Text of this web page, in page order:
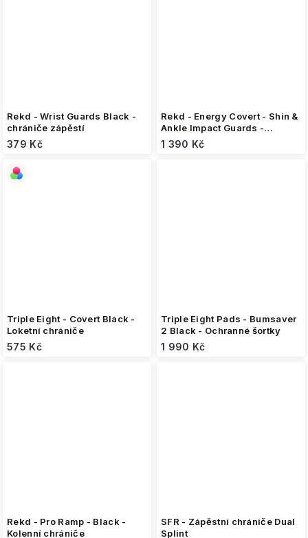
Rekd - Wrist Guards Black -
chrániče zápěstí
379 Kč
Rekd - Energy Covert - Shin &
Ankle Impact Guards -
chrániče holení a kotníků
1 390 Kč
Triple Eight - Covert Black -
Loketní chrániče
575 Kč
Triple Eight Pads - Bumsaver
2 Black - Ochranné šortky
1 990 Kč
Rekd - Pro Ramp - Black -
Kolenní chrániče
SFR - Zápěstní chrániče Dual
Splint